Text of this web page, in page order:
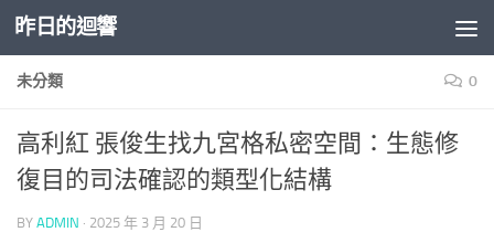
Skip to content
昨日的迴響
未分類 0
高利紅 張俊生找九宮格私密空間：生態修
復目的司法確認的類型化結構
BY ADMIN · 2025 年 3 月 20 日